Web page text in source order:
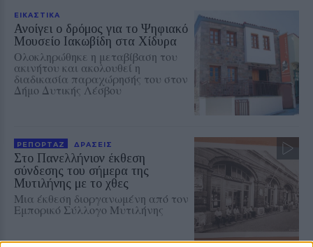
ΕΙΚΑΣΤΙΚΑ
Ανοίγει ο δρόμος για το Ψηφιακό
Μουσείο Ιακωβίδη στα Χίδυρα
Ολοκληρώθηκε η μεταβίβαση του
ακινήτου και ακολουθεί η
διαδικασία παραχώρησής του στον
Δήμο Δυτικής Λέσβου
ΡΕΠΟΡΤΑΖ ΔΡΑΣΕΙΣ
Στο Πανελλήνιον έκθεση
σύνδεσης του σήμερα της
Μυτιλήνης με το χθες
Μια έκθεση διοργανωμένη από τον
Εμπορικό Σύλλογο Μυτιλήνης